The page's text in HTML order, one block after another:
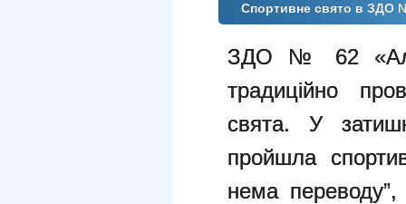
Спортивне свято в ЗДО
ЗДО № 62
традиційно
свята. У
пройшла
нема